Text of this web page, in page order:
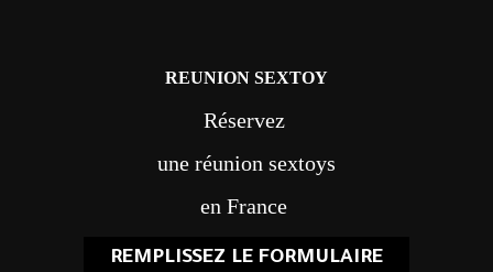
REUNION SEXTOY
Réservez
une réunion sextoys
en France
REMPLISSEZ LE FORMULAIRE